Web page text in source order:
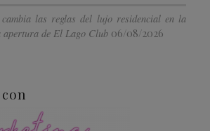
las reglas del lujo residencial en la
apertura de El Lago Club 06/08/2026